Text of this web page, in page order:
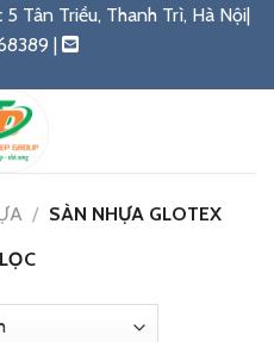
Tân Triều, Thanh Trì, Hà Nội|
|
/ SÀN NHỰA GLOTEX
LỌC